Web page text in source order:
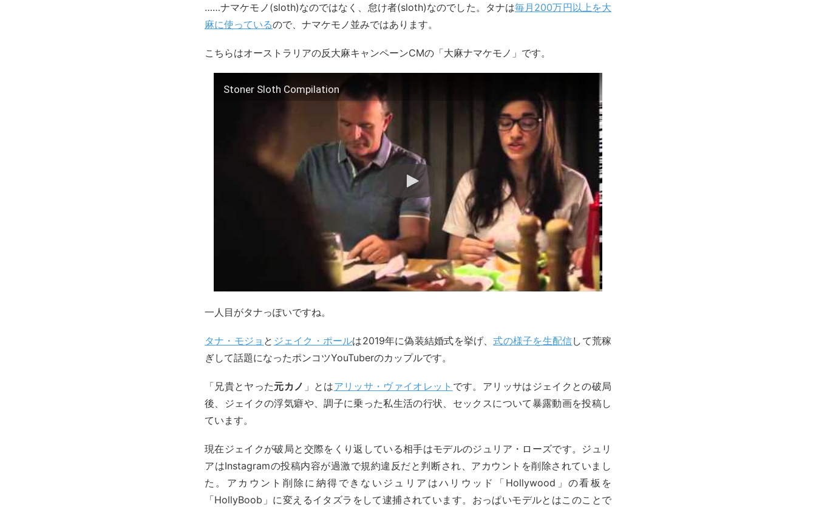
……ナマケモノ(sloth)なのではなく、怠け者(sloth)なのでした。タナは毎月200万円以上を大
麻に使っているので、ナマケモノ並みではあります。
こちらはオーストラリアの反大麻キャンペーンCMの「大麻ナマケモノ」です。
Stoner Sloth Compilation
一人目がタナっぽいですね。
タナ・モジョ と ジェイク・ポールは2019年に偽装結婚式を挙げ、式の様子を生配信して荒稼
ぎして話題になったポンコツYouTuberのカップルです。
「兄貴とヤった元カノ 」とはアリッサ・ヴァイオレット です。アリッサはジェイクとの破局
後、ジェイクの浮気癖や、調子に乗った私生活の行状、セックスについて暴露動画を投稿し
ています。
現在ジェイクが破局と交際をくり返している相手はモデルのジュリア・ローズです。ジュリ
アはInstagramの投稿内容が過激で規約違反だと判断され、アカウントを削除されていまし
た。アカウント削除に納得できないジュリアはハリウッド「Hollywood」の看板を
「HollyBoob」に変えるイタズラをして逮捕されています。おっぱいモデルとはこのことで